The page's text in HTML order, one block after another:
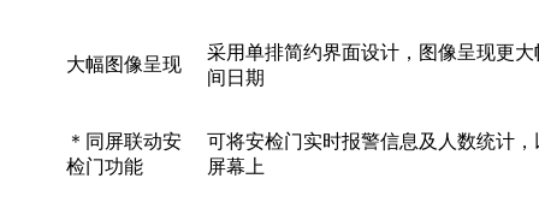
大幅图像呈现
采用单排简约界面设计，图像呈现更
间日期
＊同屏联动安
检门功能
可将安检门实时报警信息及人数统计
屏幕上